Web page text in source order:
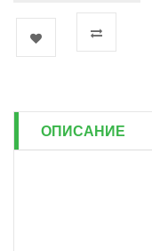
ОПИСАНИЕ